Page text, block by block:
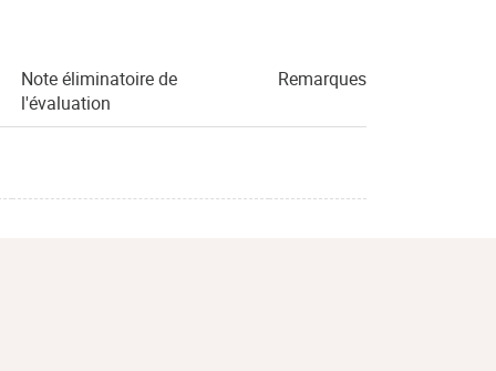
Note éliminatoire de
l'évaluation
Remarques